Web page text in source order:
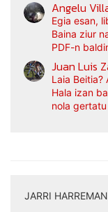
Angelu
Egia esan,
Baina ziur
PDF-n
Juan Luis
Laia Beitia?
Hala izan
nola
JARRI